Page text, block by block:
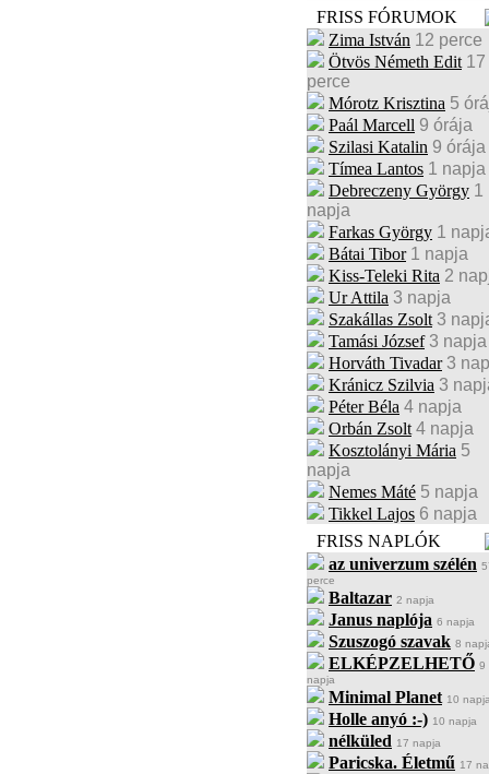
FRISS FÓRUMOK
Zima István 12 perce
Ötvös Németh Edit 17
perce
Mórotz Krisztina 5
Paál Marcell 9 órája
Szilasi Katalin 9 órája
Tímea Lantos 1 napja
Debreczeny György 1
napja
Farkas György 1
Bátai Tibor 1 napja
Kiss-Teleki Rita 2
Ur Attila 3 napja
Szakállas Zsolt 3
Tamási József 3 napja
Horváth Tivadar 3
Kránicz Szilvia 3
Péter Béla 4 napja
Orbán Zsolt 4 napja
Kosztolányi Mária 5
napja
Nemes Máté 5 napja
Tikkel Lajos 6 napja
FRISS NAPLÓK
az univerzum szélén
perce
Baltazar 2 napja
Janus naplója 6 napja
Szuszogó szavak 8
ELKÉPZELHETŐ 9
napja
Minimal Planet 10 napja
Holle anyó :-) 10 napja
nélküled 17 napja
Paricska. Életmű 17